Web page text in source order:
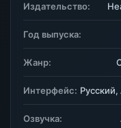
Издательство:
Год выпуска:
Жанр:
Интерфейс:
Озвучка: